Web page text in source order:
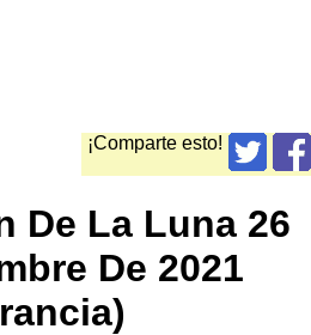
¡Comparte esto!
De La Luna 26
De 2021